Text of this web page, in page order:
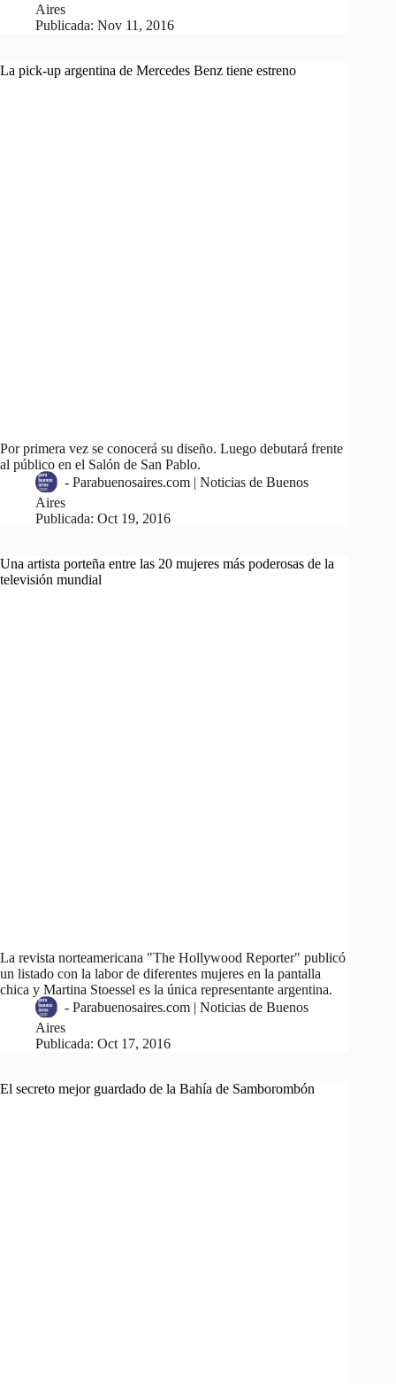
Aires
Publicada: Nov 11, 2016
La pick-up argentina de Mercedes Benz tiene estreno
Por primera vez se conocerá su diseño. Luego debutará frente
al público en el Salón de San Pablo.
- Parabuenosaires.com | Noticias de Buenos
Aires
Publicada: Oct 19, 2016
Una artista porteña entre las 20 mujeres más poderosas de la
televisión mundial
La revista norteamericana "The Hollywood Reporter" publicó
un listado con la labor de diferentes mujeres en la pantalla
chica y Martina Stoessel es la única representante argentina.
- Parabuenosaires.com | Noticias de Buenos
Aires
Publicada: Oct 17, 2016
El secreto mejor guardado de la Bahía de Samborombón